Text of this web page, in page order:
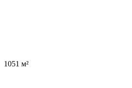
1051 м²